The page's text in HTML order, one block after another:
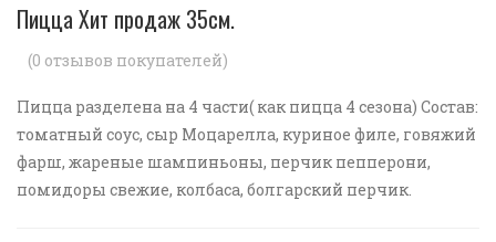
Пицца Хит продаж 35см.
(0 отзывов покупателей)
Пицца разделена на 4 части( как пицца 4 сезона) Состав:
томатный соус, сыр Моцарелла, куриное филе, говяжий
фарш, жареные шампиньоны, перчик пепперони,
помидоры свежие, колбаса, болгарский перчик.